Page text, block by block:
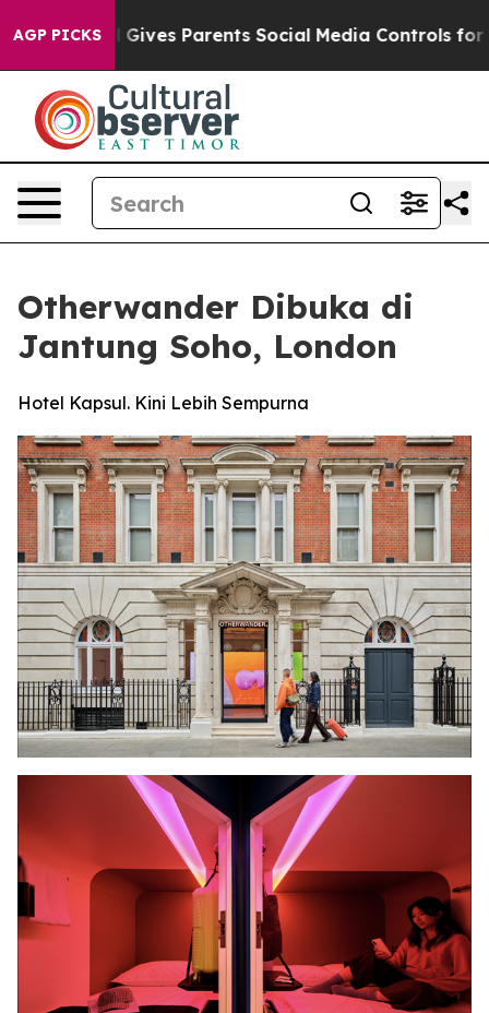
AGP PICKS
Brazil Gives Parents Social Media Controls for Their
Otherwander Dibuka di
Jantung Soho, London
Hotel Kapsul. Kini Lebih Sempurna